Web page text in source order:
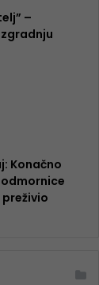
–
Konačno